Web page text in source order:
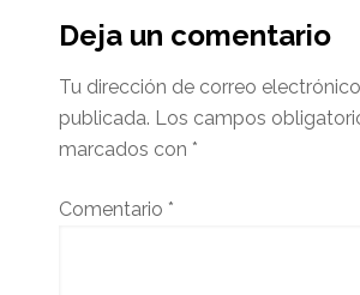
Deja un comentario
Tu dirección de correo
publicada. Los campos
marcados con *
Comentario *